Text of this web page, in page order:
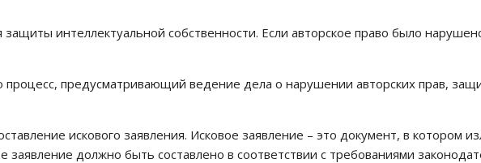
интеллектуальной собственности. Если авторское право было
предусматривающий ведение дела о нарушении авторских прав,
искового заявления. Исковое заявление – это документ, в котором
должно быть составлено в соответствии с требованиями